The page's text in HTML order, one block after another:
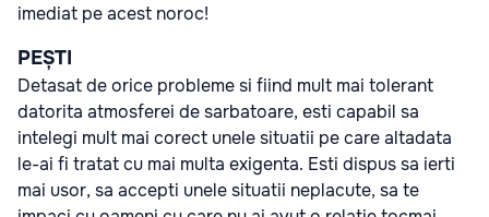
imediat pe acest noroc!
PEȘTI
Detasat de orice probleme si fiind mult mai tolerant
datorita atmosferei de sarbatoare, esti capabil sa
intelegi mult mai corect unele situatii pe care altadata
le-ai fi tratat cu mai multa exigenta. Esti dispus sa ierti
mai usor, sa accepti unele situatii neplacute, sa te